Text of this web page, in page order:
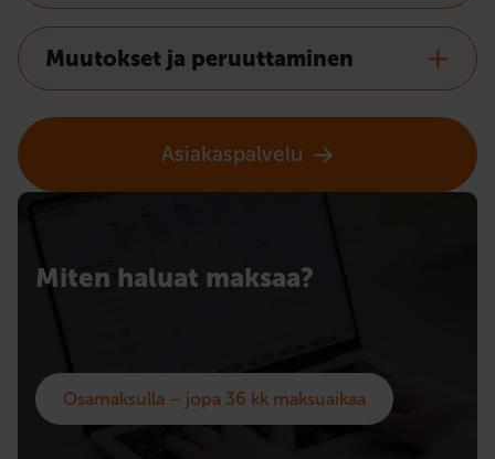
Muutokset ja peruuttaminen
Asiakaspalvelu
Miten haluat maksaa?
Osamaksulla – jopa 36 kk maksuaikaa